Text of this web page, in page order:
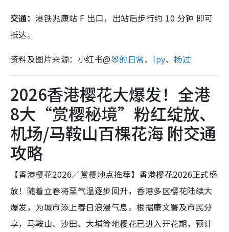
交通：港铁兆康站 F 出口，出站后步行约 10 分钟 即可
抵达。
资料及图片来源：小红书@🐰的日常、 lpy、杨过
2026香港樱花大爆发！全港
8大“赏樱秘境”粉红绽放、
机场/马鞍山百棵花海 附交通
攻略
【香港樱花2026／赏樱地点推荐】香港樱花2026正式盛
放！随着立春将至气温逐步回升，香港多区樱花陆续大
爆发，为城市添上春日浪漫气息。根据康文署及市民分
享，马鞍山、沙田、大埔等地樱花已进入开花期，预计